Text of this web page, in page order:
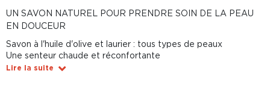
UN SAVON NATUREL POUR PRENDRE SOIN DE LA PEAU
EN DOUCEUR
Savon à l'huile d'olive et laurier : tous types de peaux
Une senteur chaude et réconfortante
Lire la suite